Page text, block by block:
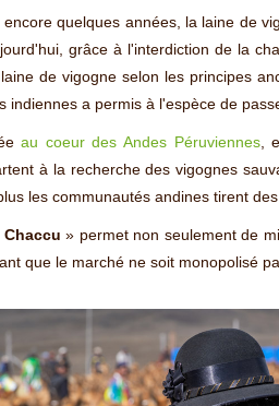
quelques années, la laine de
grâce à l'interdiction de la
de vigogne selon les principes
indiennes a permis à l'espèce de
au coeur des Andes Péruviennes,
à la recherche des vigognes
les communautés andines tirent
Chaccu » permet non seulement de
que le marché ne soit monopolisé